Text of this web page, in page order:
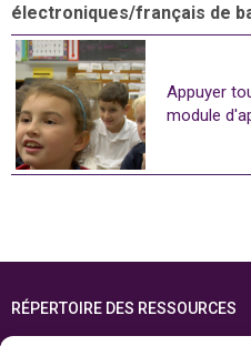
électroniques/français de
Appuyer
module
RÉPERTOIRE DES RESSOURCES